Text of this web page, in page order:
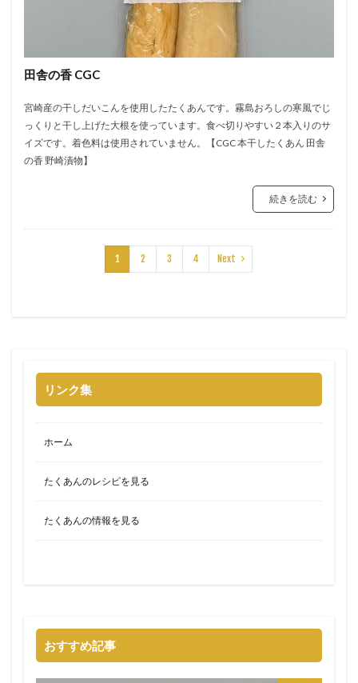
田舎の香 CGC
宮崎産の干しだいこんを使用したたくあんです。霧島おろしの寒風でじ
っくりと干し上げた大根を使っています。食べ切りやすい２本入りのサ
イズです。着色料は使用されていません。【CGC 本干したくあん 田舎
の香 野崎漬物】
続きを読む
1 2 3 4 Next
リンク集
ホーム
たくあんのレシピを見る
たくあんの情報を見る
おすすめ記事